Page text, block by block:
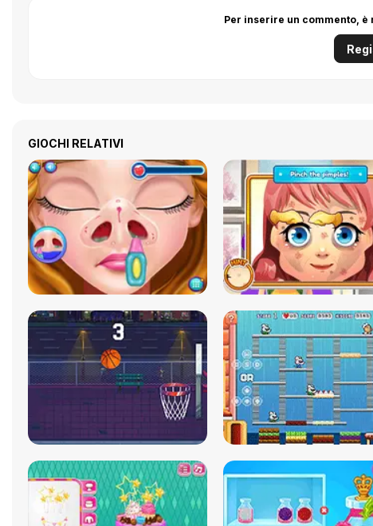
Per inserire un commento,
GIOCHI RELATIVI